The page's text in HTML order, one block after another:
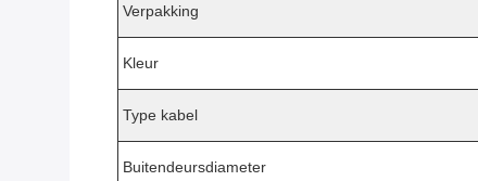
Verpakking
Kleur
Type kabel
Buitendeursdiameter